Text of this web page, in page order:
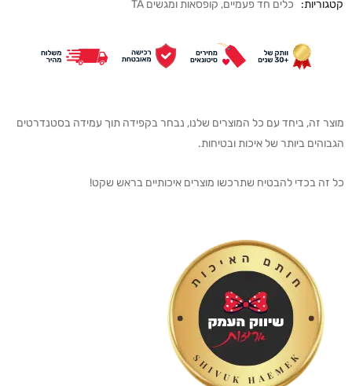
קטגוריות:
כלים חד פעמיים, קופסאות ומגשים TA
מוצר זה, ביחד עם כל המוצרים שלנו, נבחר בקפידה תוך עמידה בסטנדרטים
הגבוהים ביותר של איכות ובטיחות.
כל זה בכדי להבטיח שתרכשו מוצרים איכותיים בראש שקט!